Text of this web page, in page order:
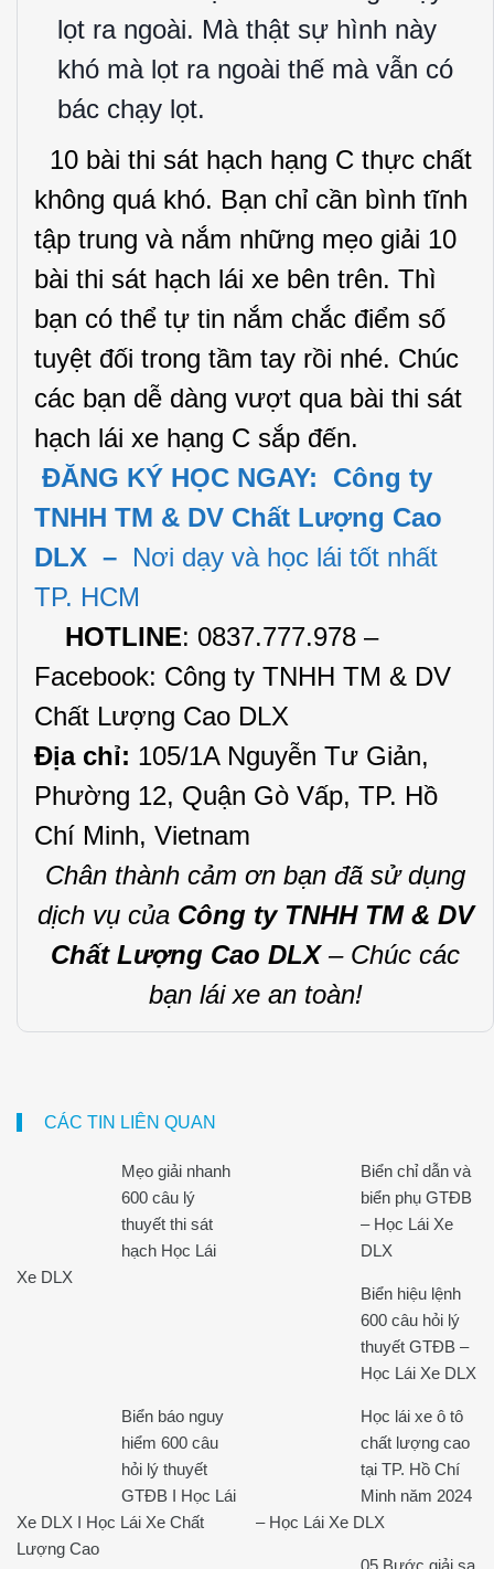
lọt ra ngoài. Mà thật sự hình này
khó mà lọt ra ngoài thế mà vẫn có
bác chạy lọt.
10 bài thi sát hạch hạng C thực chất
không quá khó. Bạn chỉ cần bình tĩnh
tập trung và nắm những mẹo giải 10
bài thi sát hạch lái xe bên trên. Thì
bạn có thể tự tin nắm chắc điểm số
tuyệt đối trong tầm tay rồi nhé. Chúc
các bạn dễ dàng vượt qua bài thi sát
hạch lái xe hạng C sắp đến.
ĐĂNG KÝ HỌC NGAY: Công ty
TNHH TM & DV Chất Lượng Cao
DLX – Nơi dạy và học lái tốt nhất
TP. HCM
HOTLINE: 0837.777.978 –
Facebook: Công ty TNHH TM & DV
Chất Lượng Cao DLX
Địa chỉ: 105/1A Nguyễn Tư Giản,
Phường 12, Quận Gò Vấp, TP. Hồ
Chí Minh, Vietnam
Chân thành cảm ơn bạn đã sử dụng
dịch vụ của Công ty TNHH TM & DV
Chất Lượng Cao DLX– Chúc các
bạn lái xe an toàn!
CÁC TIN LIÊN QUAN
Mẹo giải nhanh
600 câu lý
thuyết thi sát
hạch Học Lái
Xe DLX
Biển chỉ dẫn và
biển phụ GTĐB
– Học Lái Xe
DLX
Biển hiệu lệnh
600 câu hỏi lý
thuyết GTĐB –
Học Lái Xe DLX
Biển báo nguy
hiểm 600 câu
hỏi lý thuyết
GTĐB I Học Lái
Xe DLX I Học Lái Xe Chất
Lượng Cao
Học lái xe ô tô
chất lượng cao
tại TP. Hồ Chí
Minh năm 2024
– Học Lái Xe DLX
05 Bước giải sa